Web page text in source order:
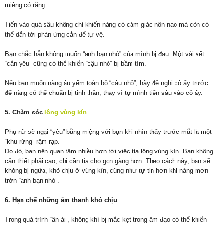
miệng có răng.
Tiến vào quá sâu không chỉ khiến nàng có cảm giác nôn nao mà còn có
thể dẫn tới phản ứng cắn để tự vệ.
Bạn chắc hẳn không muốn “anh bạn nhỏ” của mình bị đau. Một vài vết
“cắn yêu” cũng có thể khiến “cậu nhỏ” bị bầm tím.
Nếu bạn muốn nàng âu yếm toàn bộ “cậu nhỏ”, hãy đề nghị cô ấy trước
để nàng có thể chuẩn bị tinh thần, thay vì tự mình tiến sâu vào cô ấy.
5. Chăm sóc lông vùng kín
Phụ nữ sẽ ngại “yêu” bằng miệng với bạn khi nhìn thấy trước mắt là một
“khu rừng” rậm rạp.
Do đó, bạn nên quan tâm nhiều hơn tới việc tỉa lông vùng kín. Bạn không
cần thiết phải cạo, chỉ cần tỉa cho gọn gàng hơn. Theo cách này, bạn sẽ
không bị ngứa, khó chịu ở vùng kín, cũng như tự tin hơn khi nàng mơn
trớn “anh bạn nhỏ”.
6. Hạn chế những âm thanh khó chịu
Trong quá trình “ân ái”, không khí bị mắc kẹt trong âm đạo có thể khiến